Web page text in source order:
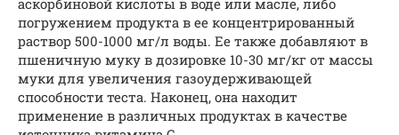
погружением продукта в ее концентрированный
раствор 500-1000 мг/л воды. Ее также добавляют в
пшеничную муку в дозировке 10-30 мг/кг от массы
муки для увеличения газоудерживающей
способности теста. Наконец, она находит
применение в различных продуктах в качестве